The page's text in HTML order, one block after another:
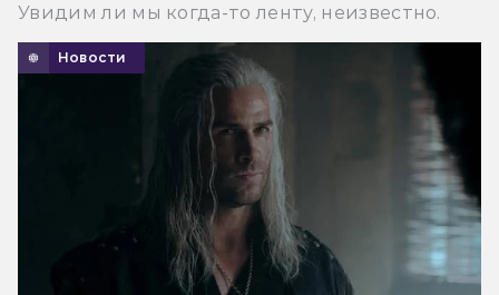
Увидим ли мы когда-то ленту, неизвестно.
Новости